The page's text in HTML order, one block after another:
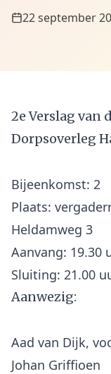
22 september
2e Verslag van
Dorpsoverleg
Bijeenkomst: 2
Plaats:
Heldamweg 3
Aanvang: 19.30
Aanwezig:
Aad van Dijk,
Johan Griffioen